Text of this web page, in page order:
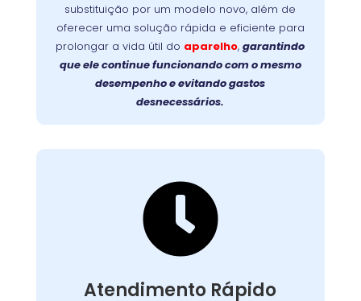
substituição por um modelo novo, além de
oferecer uma solução rápida e eficiente para
prolongar a vida útil do aparelho,garantindo
que ele continue funcionando com o mesmo
desempenho e evitando gastos
desnecessários.
a eficiência original ao seu aparelho.
Faça a
escolha inteligente:
prolongue a vida útil da
sua lava-louças com um reparo profissional e
de qualidade!

Atendimento Rápido
Suporte Ágil e Eficiente
Com equipes preparadas e logística eficiente,
chegamos até você com agilidade, em
região metropolitana
atendimento é planejado para solucionar o